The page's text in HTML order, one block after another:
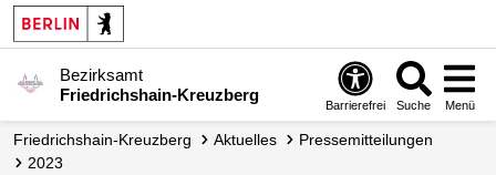
Bezirksamt
Friedrichshain-Kreuzberg
Barrierefrei Suche Menü
Friedrichshain-Kreuzberg Aktuelles
Presse­mitteilungen
2023